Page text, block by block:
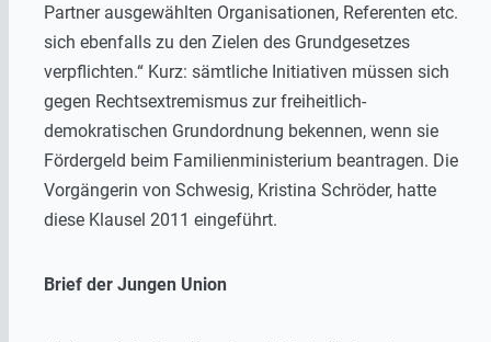
Partner ausgewählten Organisationen, Referenten etc.
sich ebenfalls zu den Zielen des Grundgesetzes
verpflichten.“ Kurz: sämtliche Initiativen müssen sich
gegen Rechtsextremismus zur freiheitlich-
demokratischen Grundordnung bekennen, wenn sie
Fördergeld beim Familienministerium beantragen. Die
Vorgängerin von Schwesig, Kristina Schröder, hatte
diese Klausel 2011 eingeführt.
Brief der Jungen Union